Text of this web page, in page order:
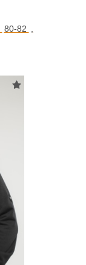
80-82 ,